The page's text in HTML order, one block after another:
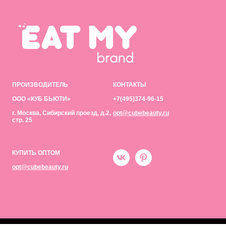
ПРОИЗВОДИТЕЛЬ
ООО «КУБ БЬЮТИ»
г. Москва, Сибирский проезд, д.2,
стр. 25
КОНТАКТЫ
+7(495)374-96-15
opt@cubebeauty.ru
КУПИТЬ ОПТОМ
opt@cubebeauty.ru